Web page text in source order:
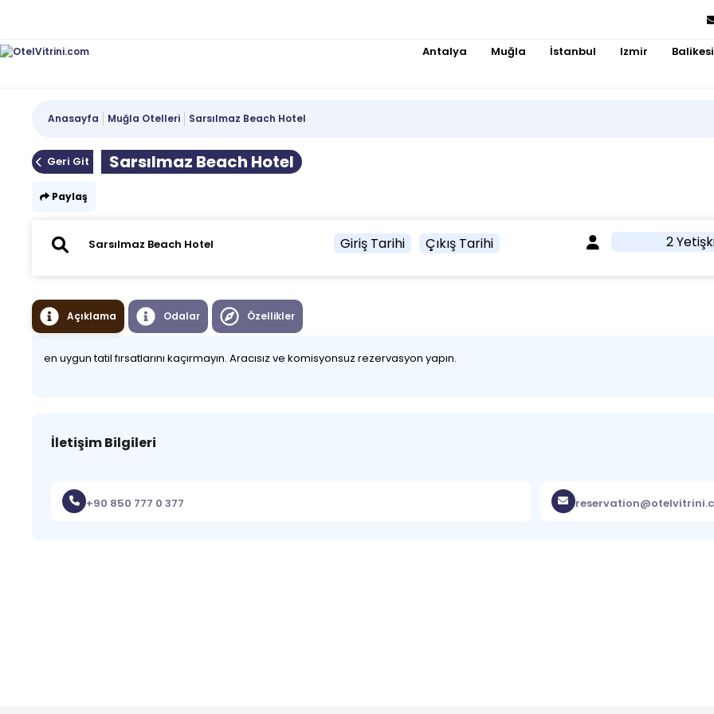
Antalya Muğla İstanbul Izmir
Anasayfa Muğla Otelleri Sarsılmaz Beach Hotel
Geri Git Sarsılmaz Beach Hotel
Paylaş
Giriş Tarihi Çıkış Tarihi 2
Açıklama Odalar Özellikler
en uygun tatil fırsatlarını kaçırmayın. Aracısız ve komisyonsuz rezervasyon yapın.
İletişim Bilgileri
+90 850 777 0 377